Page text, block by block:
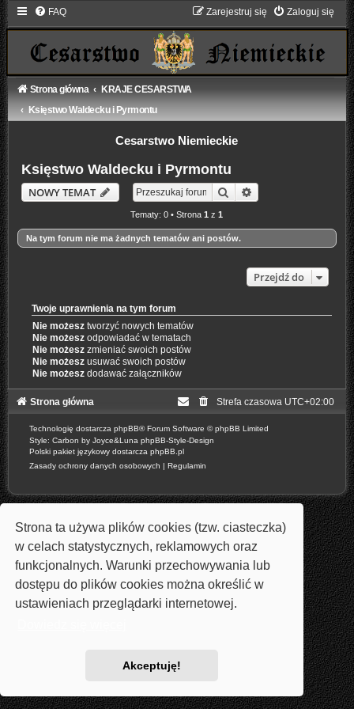
Strona ta używa plików cookies (tzw. ciasteczka)
w celach statystycznych, reklamowych oraz
funkcjonalnych. Warunki przechowywania lub
dostępu do plików cookies można określić w
ustawieniach przeglądarki internetowej.
Akceptuję!
FAQ Zaloguj się
Zarejestruj się
Strona główna
KRAJE CESARSTWA
Księstwo Waldecku i Pyrmontu
Cesarstwo Niemieckie
Księstwo Waldecku i Pyrmontu
NOWY TEMAT Szukaj Wyszukiwanie
Tematy: 0 • Strona1 z1
Na tym forum nie ma żadnych tematów ani postów.
Przejdź do
Twoje uprawnienia na tym forum
Nie możesz tworzyć nowych tematów
Nie możesz odpowiadać w tematach
Nie możesz zmieniać swoich postów
Nie możesz usuwać swoich postów
Nie możesz dodawać załączników
Strona główna Strefa czasowa UTC+02:00
Technologię dostarcza phpBB® Forum Software © phpBB Limited
Style: Carbon by Joyce&Luna phpBB-Style-Design
Polski pakiet językowy dostarcza phpBB.pl
Zasady ochrony danych osobowych | Regulamin